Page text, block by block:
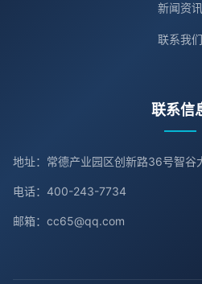
新闻资讯
联系我们
联系信
地址：常德产业园区创新路36号智谷
电话：400-243-7734
邮箱：cc65@qq.com